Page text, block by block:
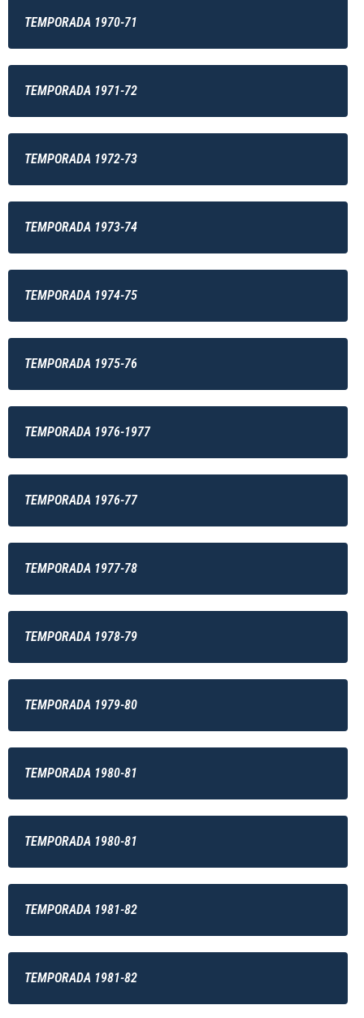
TEMPORADA 1970-71
TEMPORADA 1971-72
TEMPORADA 1972-73
TEMPORADA 1973-74
TEMPORADA 1974-75
TEMPORADA 1975-76
TEMPORADA 1976-1977
TEMPORADA 1976-77
TEMPORADA 1977-78
TEMPORADA 1978-79
TEMPORADA 1979-80
TEMPORADA 1980-81
TEMPORADA 1980-81
TEMPORADA 1981-82
TEMPORADA 1981-82